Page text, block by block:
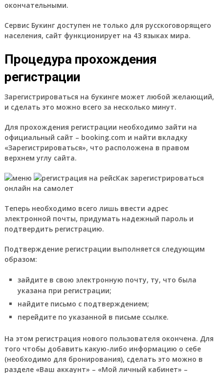
окончательными.
Сервис Букинг доступен не только для русскоговорящего
населения, сайт функционирует на 43 языках мира.
Процедура прохождения
регистрации
Зарегистрироваться на букинге может любой желающий,
и сделать это можно всего за несколько минут.
Для прохождения регистрации необходимо зайти на
официальный сайт – booking.com и найти вкладку
«Зарегистрироваться», что расположена в правом
верхнем углу сайта.
Как зарегистрироваться
онлайн на самолет
Теперь необходимо всего лишь ввести адрес
электронной почты, придумать надежный пароль и
подтвердить регистрацию.
Подтверждение регистрации выполняется следующим
образом:
зайдите в свою электронную почту, ту, что была
указана при регистрации;
найдите письмо с подтверждением;
перейдите по указанной в письме ссылке.
На этом регистрация нового пользователя окончена. Для
того чтобы добавить какую-либо информацию о себе
(необходимо для бронирования), сделать это можно в
разделе «Ваш аккаунт» – «Мой личный кабинет» –